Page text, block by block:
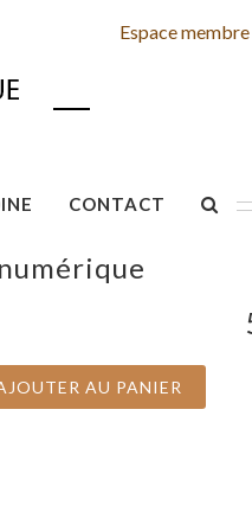
Espace membre
CONTACT
AU PANIER